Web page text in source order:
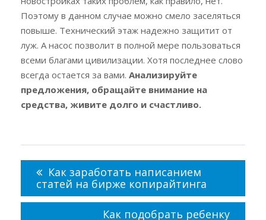
Поэтому в данном случае можно смело заселяться
повыше. Технический этаж надежно защитит от
луж. А насос позволит в полной мере пользоваться
всеми благами цивилизации. Хотя последнее слово
всегда остается за вами. Анализируйте
предложения, обращайте внимание на
средства, живите долго и счастливо.
записям
Как заработать написанием
статей на бирже копирайтинга
Как подобрать ребенку